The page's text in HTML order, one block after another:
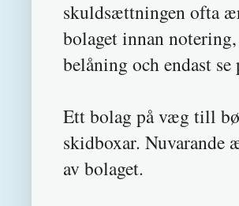
skuldsættningen ofta
bolaget innan
belåning och endast se
Ett bolag på væg till
skidboxar.
av bolaget.